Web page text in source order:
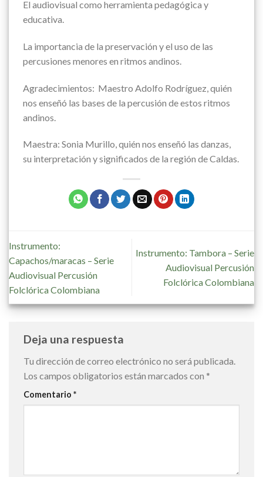
El audiovisual como herramienta pedagógica y
educativa.
La importancia de la preservación y el uso de las
percusiones menores en ritmos andinos.
Agradecimientos: Maestro Adolfo Rodríguez, quién
nos enseñó las bases de la percusión de estos ritmos
andinos.
Maestra: Sonia Murillo, quién nos enseñó las danzas,
su interpretación y significados de la región de Caldas.
Instrumento:
Capachos/maracas – Serie
Audiovisual Percusión
Folclórica Colombiana
Instrumento: Tambora – Serie
Audiovisual Percusión
Folclórica Colombiana
Deja una respuesta
Tu dirección de correo electrónico no será publicada.
Los campos obligatorios están marcados con *
Comentario *